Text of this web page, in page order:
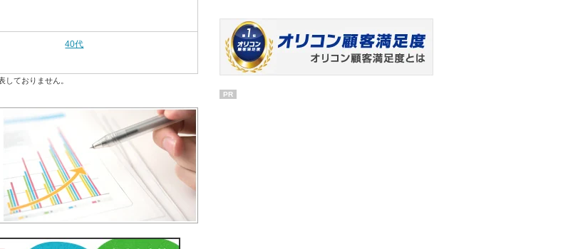
40代
ておりません。
PR